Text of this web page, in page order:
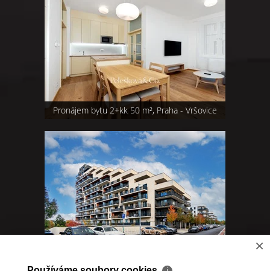
Pronájem bytu 2+kk 50 m², Praha - Vršovice
×